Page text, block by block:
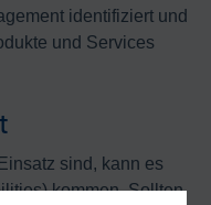
identifiziert und
und Services
sind, kann es
kommen. Sollten